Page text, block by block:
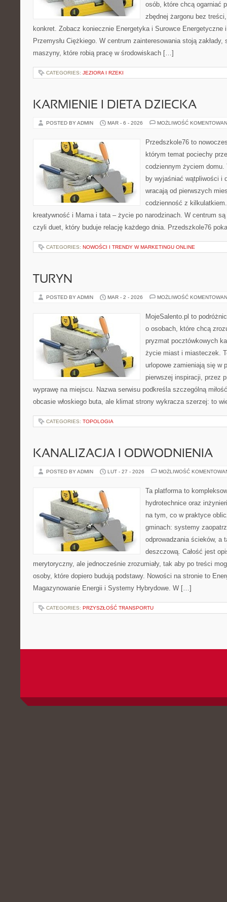
osób, które chcą ogarniać
zbędnej żargonu bez
konkret. Zobacz koniecznie Energetyka i Surowce Energetyczne
Przemysłu Ciężkiego. W centrum zainteresowania stoją
maszyny, które robią pracę w środowiskach […]
CATEGORIES: JEZIORA I RZEKI
KARMIENIE I DIETA DZIECKA
POSTED BY ADMIN MAR - 6 - 2026 MOŻLIWOŚĆ
Przedszkole76 to
którym temat pociechy
codziennym życiem
by wyjaśniać wątpliwości i
wracają od pierwszych
codzienność z
kreatywność i Mama i tata – życie po narodzinach. W centrum
czyli duet, który buduje relację każdego dnia. Przedszkole76
CATEGORIES: NOWOŚCI I TRENDY W MARKETINGU ONLINE
TURYN
POSTED BY ADMIN MAR - 2 - 2026 MOŻLIWOŚĆ
MojeSalento.pl to
o osobach, które chcą
pryzmat pocztówkowych
życie miast i miasteczek.
urlopowe zamieniają się w
pierwszej inspiracji, przez
wyprawę na miejscu. Nazwa serwisu podkreśla szczególną
obcasie włoskiego buta, ale klimat strony wykracza szerzej: to
CATEGORIES: TOPOLOGIA
KANALIZACJA I ODWODNIENIA
POSTED BY ADMIN LUT - 27 - 2026 MOŻLIWOŚĆ
Ta platforma to
hydrotechnice oraz
na tym, co w praktyce
gminach: systemy
odprowadzania ścieków, a
deszczową. Całość jest
merytoryczny, ale jednocześnie zrozumiały, tak aby po treści
osoby, które dopiero budują podstawy. Nowości na stronie to
Magazynowanie Energii i Systemy Hybrydowe. W […]
CATEGORIES: PRZYSZŁOŚĆ TRANSPORTU